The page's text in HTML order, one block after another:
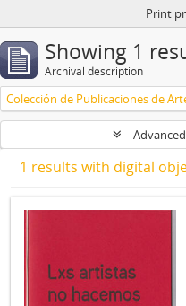
Print
Showing 1
Archival description
1 results with digital